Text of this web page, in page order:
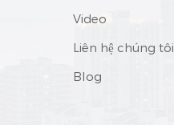
Video
Liên hệ chúng tôi
Blog